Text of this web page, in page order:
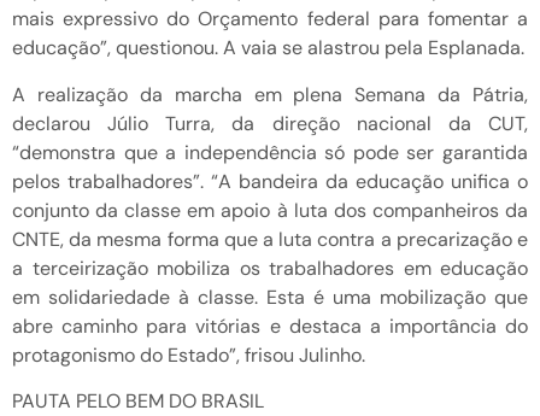
mais expressivo do Orçamento federal para fomentar a
educação”, questionou. A vaia se alastrou pela Esplanada.
A realização da marcha em plena Semana da Pátria,
declarou Júlio Turra, da direção nacional da CUT,
“demonstra que a independência só pode ser garantida
pelos trabalhadores”. “A bandeira da educação unifica o
conjunto da classe em apoio à luta dos companheiros da
CNTE, da mesma forma que a luta contra a precarização e
a terceirização mobiliza os trabalhadores em educação
em solidariedade à classe. Esta é uma mobilização que
abre caminho para vitórias e destaca a importância do
protagonismo do Estado”, frisou Julinho.
PAUTA PELO BEM DO BRASIL